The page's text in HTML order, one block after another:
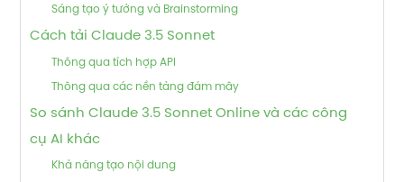
Sáng tạo ý tưởng và Brainstorming
Cách tải Claude 3.5 Sonnet
Thông qua tích hợp API
Thông qua các nền tảng đám mây
So sánh Claude 3.5 Sonnet Online và các công
cụ AI khác
Khả năng tạo nội dung